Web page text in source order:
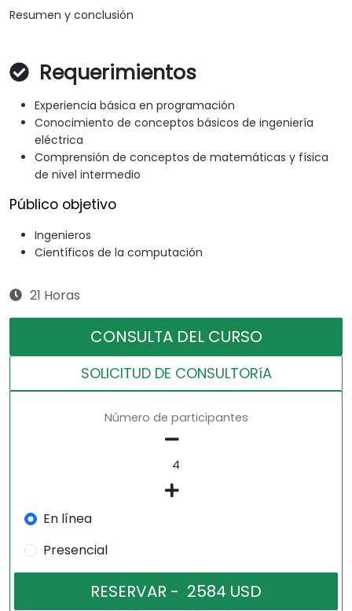
Resumen y conclusión
Requerimientos
Experiencia básica en programación
Conocimiento de conceptos básicos de ingeniería
eléctrica
Comprensión de conceptos de matemáticas y física
de nivel intermedio
Público objetivo
Ingenieros
Científicos de la computación
21 Horas
CONSULTA DEL CURSO
SOLICITUD DE CONSULTORíA
Número de participantes
En línea
Presencial